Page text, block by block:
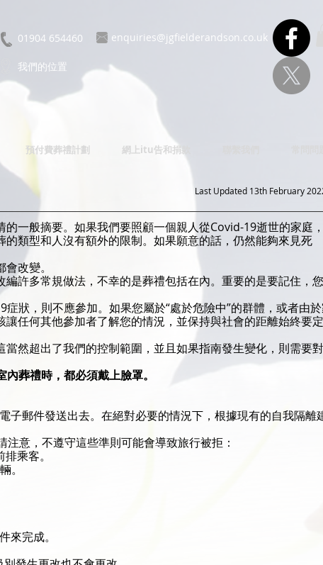
01904 654460 enquiries@jgfielderandson.co.uk
我們的位置
預付費葬禮計劃 網上itu告和捐款
Last Updated 13th February
一般摘要。如果我們要照顧一個親人從Covid-19逝世的家庭，
類型和人沒有額外的限制。如果願意的話，仍然能夠來見死
改變。
許多常規做法，不幸的是葬禮包括在內。重要的是要記住，您
狀，則不應參加。如果您屬於“處於危險中”的群體，或者由
任何其他參加者了解您的情況，並保持與社會的距離始終要定
然超出了我們的控制範圍，並且如果指南發生變化，則需要對
葬禮時，都必須戴上臉罩。
郵件發送出去。在絕對必要的情況下，根據現有的自我隔離
意，不遵守這些準則可能會導致旅行被拒：
乘客。
。
來完成。